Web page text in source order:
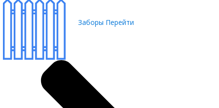
Заборы Перейти